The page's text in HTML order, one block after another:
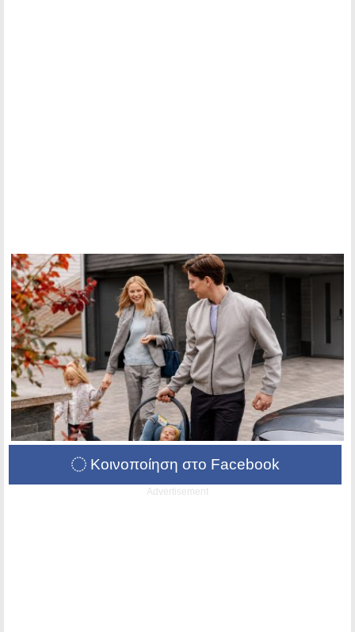
Κοινοποίηση στο Facebook
Advertisement